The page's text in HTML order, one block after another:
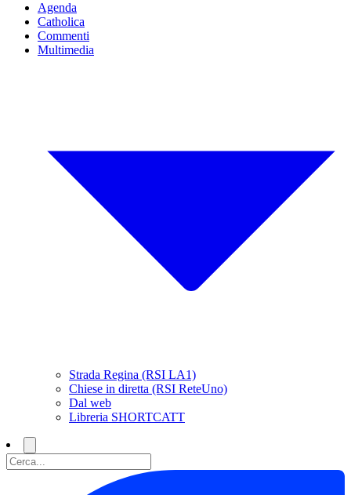
Agenda
Catholica
Commenti
Multimedia
Strada Regina (RSI LA1)
Chiese in diretta (RSI ReteUno)
Dal web
Libreria SHORTCATT